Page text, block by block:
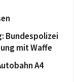
Bundespolizei
mit Waffe
A4